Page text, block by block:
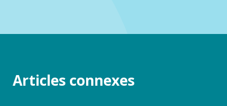
Articles connexes